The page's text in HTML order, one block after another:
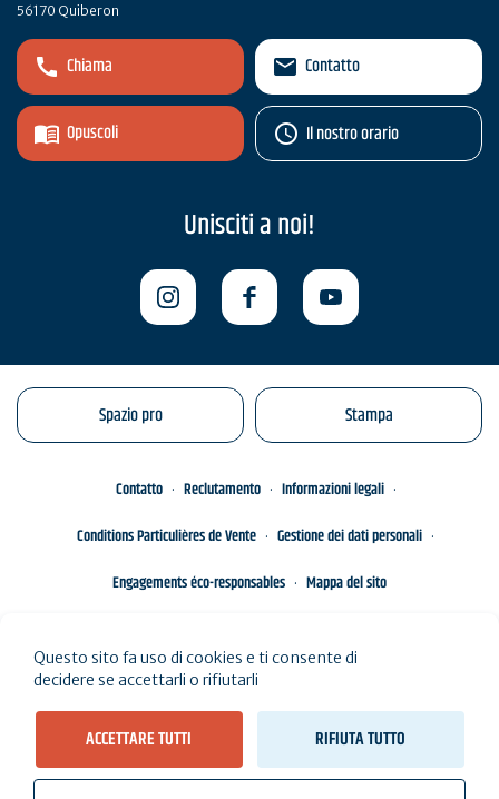
56170 Quiberon
Chiama
Opuscoli
Contatto
Il nostro orario
Unisciti a noi!
Spazio pro Stampa
Contatto Reclutamento
Informazioni legali
Conditions Particulières de Vente
Gestione dei dati personali
Engagements éco-responsables
Mappa del sito
Questo sito fa uso di cookies e ti consente di
decidere se accettarli o rifiutarli
ACCETTARE TUTTI RIFIUTA TUTTO